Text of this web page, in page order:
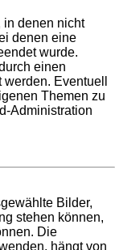
in denen nicht
denen eine
wurde.
einen
Eventuell
Themen zu
Administration
Bilder,
stehen können,
Die
hängt von